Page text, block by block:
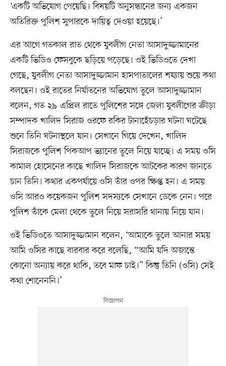
‘একটি অভিযোগ পেয়েছি। বিষয়টি অনুসন্ধানের জন্য একজন
অতিরিক্ত পুলিশ সুপারকে দায়িত্ব দেওয়া হয়েছে।’
এর আগে গতকাল রাত থেকে যুবলীগ নেতা আসাদুজ্জামানের
একটি ভিডিও ফেসবুকে ছড়িয়ে পড়েছে। ওই ভিডিওতে দেখা
গেছে, যুবলীগ নেতা আসাদুজ্জামান হাসপাতালের শয্যায় শুয়ে কথা
বলছেন। ওই রাতের নির্যাতনের অভিযোগ তুলে আসাদুজ্জামান
বলেন, গত ২৯ এপ্রিল রাতে পুলিশের সঙ্গে জেলা যুবলীগের ক্রীড়া
সম্পাদক খালিদ সিরাজ ওরফে রকির টানাহেঁচড়ার ঘটনা ঘটেছে
শুনে তিনি ঘটনাস্থলে যান। সেখানে গিয়ে দেখেন, খালিদ
সিরাজকে পুলিশ পিকআপ ভ্যানের তুলে নিয়ে যাচ্ছে। এ সময় ওসি
কামাল হোসেনের কাছে খালিদ সিরাজকে আটকের কারণ জানতে
চান তিনি। কথার একপর্যায়ে ওসি তাঁর ওপর ক্ষিপ্ত হন। এ সময়
ওসি আরও কয়েকজন পুলিশ সদস্যকে সেখানে ডেকে নেন। পরে
পুলিশ তাঁকে মেলা থেকে তুলে নিয়ে সরাসরি থানায় নিয়ে যান।
ওই ভিডিওতে আসাদুজ্জামান বলেন, ‘আমাকে তুলে আনার সময়
আমি ওসির কাছে বারবার করে বলেছি, “আমি যদি অজান্তে
কোনো অন্যায় করে থাকি, তবে মাফ চাই।” কিন্তু তিনি (ওসি) সেই
কথা শোনেননি।’